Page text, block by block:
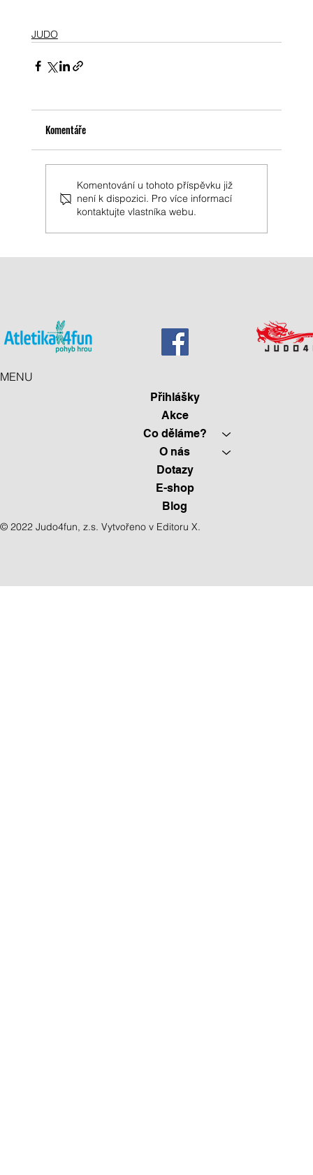
JUDO
Komentáře
Komentování u tohoto příspěvku již
není k dispozici. Pro více informací
kontaktujte vlastníka webu.
MENU
Přihlášky
Akce
Co děláme?
O nás
Dotazy
E-shop
Blog
© 2022 Judo4fun, z.s. Vytvořeno v Editoru X.